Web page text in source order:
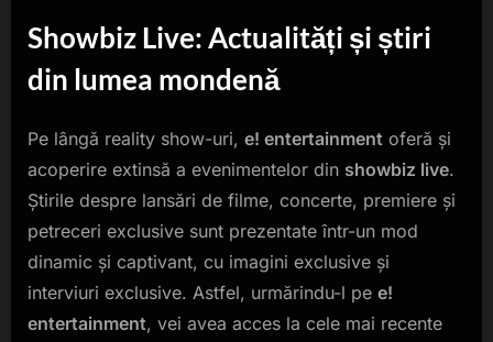
Showbiz Live: Actualități și știri
din lumea mondenă
Pe lângă reality show-uri, e! entertainment oferă și
acoperire extinsă a evenimentelor din showbiz live.
Știrile despre lansări de filme, concerte, premiere și
petreceri exclusive sunt prezentate într-un mod
dinamic și captivant, cu imagini exclusive și
interviuri exclusive. Astfel, urmărindu-l pe e!
entertainment, vei avea acces la cele mai recente